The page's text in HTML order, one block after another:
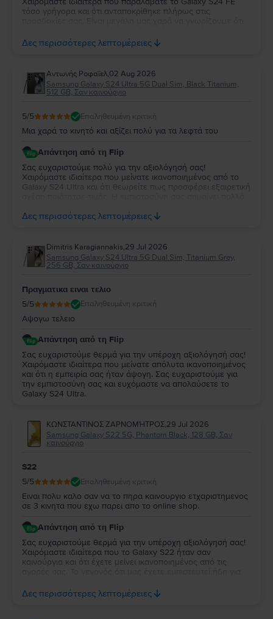
τόσο γρήγορα και ότι ανταποκρίθηκε πλήρως στις
απόλυτα ικανοποιημένη. Σας ευχαριστούμε για την
εμπιστοσύνη σας και σας ευχόμαστε να χαρείτε τη νέα σας
Δες περισσότερες λεπτομέρειες
Aντωνής Ροφαϊελ,02 Aug 2026
Samsung Galaxy S24 Ultra 5G Dual Sim, Black Titanium,
512 GB, Σαν καινούργιο
5/5 Επαληθευμένη κριτική
Μια χαρά το κινητό και αξίζει πολύ για τα λεφτά του
Απάντηση από τη Flip
Σας ευχαριστούμε πολύ για την αξιολόγησή σας!
Χαιρόμαστε ιδιαίτερα που μείνατε ικανοποιημένος από το
Galaxy S24 Ultra και ότι θεωρείτε πως προσφέρει εξαιρετική
σας εξυπηρετήσουμε ξανά στο μέλλον!
Δες περισσότερες λεπτομέρειες
Dimitris Karagiannakis,29 Jul 2026
Samsung Galaxy S24 Ultra 5G Dual Sim, Titanium Grey,
256 GB, Σαν καινούργιο
Πραγματικα ειναι τελιο
5/5 Επαληθευμένη κριτική
Αψογω τελειο
Απάντηση από τη Flip
Σας ευχαριστούμε θερμά για την υπέροχη αξιολόγησή σας!
Χαιρόμαστε ιδιαίτερα που μείνατε απόλυτα ικανοποιημένος
και ότι η εμπειρία σας ήταν άψογη. Σας ευχαριστούμε για
την εμπιστοσύνη σας και ευχόμαστε να απολαύσετε το
Galaxy S24 Ultra.
ΚΩΝΣΤΑΝΤΙΝΟΣ ΖΑΡΝΟΜΉΤΡΟΣ,29 Jul 2026
Samsung Galaxy S22 5G, Phantom Black, 128 GB, Σαν
καινούργιο
S22
5/5 Επαληθευμένη κριτική
Ειναι πολυ καλο σαν να το πηρα καινουργιο ετχαριστημενος
σε 3 κινητα που εχω παρει απο το online shop.
Απάντηση από τη Flip
Σας ευχαριστούμε θερμά για την υπέροχη αξιολόγησή σας!
Χαιρόμαστε ιδιαίτερα που το Galaxy S22 ήταν σαν
καινούργια και ότι έχετε μείνει ικανοποιημένος από τις
ειλικρινά για τη στήριξή σας. Σας ευχόμαστε να απολαύσετε
τη νέα σας συσκευή και θα χαρούμε να σας
Δες περισσότερες λεπτομέρειες